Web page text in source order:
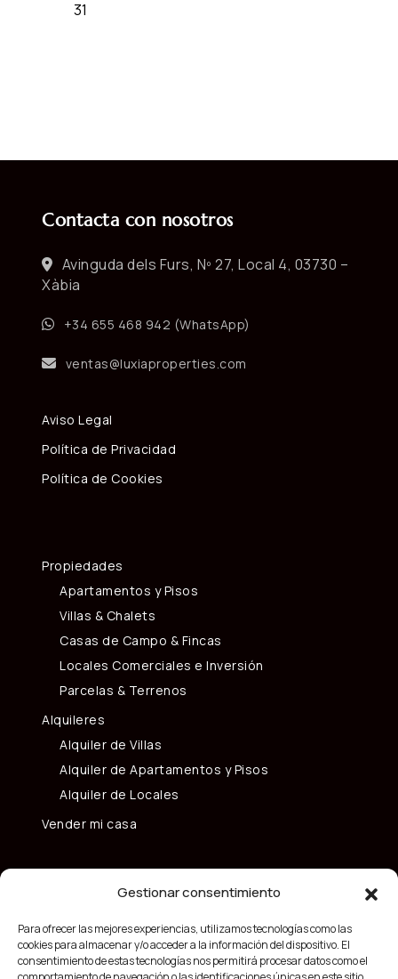
Gestionar consentimiento
Para ofrecer las mejores experiencias, utilizamos tecnologías como las
cookies para almacenar y/o acceder a la información del dispositivo. El
consentimiento de estas tecnologías nos permitirá procesar datos como el
Contacta con nosotros
Avinguda dels Furs, Nº 27, Local 4, 03730 –
Xàbia
+34 655 468 942 (WhatsApp)
ventas@luxiaproperties.com
Aviso Legal
Política de Privacidad
Política de Cookies
Propiedades
Apartamentos y Pisos
Villas & Chalets
Casas de Campo & Fincas
Locales Comerciales e Inversión
Parcelas & Terrenos
Alquileres
Alquiler de Villas
Alquiler de Apartamentos y Pisos
Alquiler de Locales
Vender mi casa